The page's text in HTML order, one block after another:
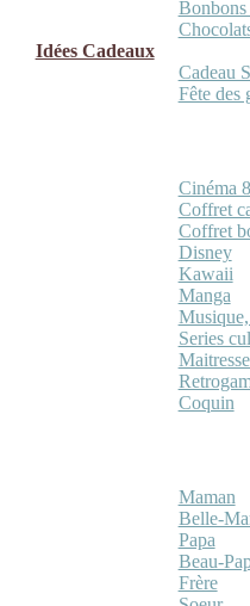
Bonbons
Idées Cadeaux
Cadeau
Fête des
Cinéma
Coffret
Coffret
Disney
Kawaii
Manga
Series
Coquin
Maman
Belle-
Papa
Beau-
Frère